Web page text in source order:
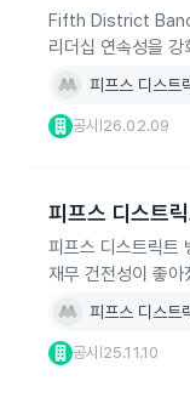
Fifth District
리더십 연속성을 강
피프스 디스트
공시 26.02.09
피프스 디스트
피프스 디스트릭트
재무 건전성이 좋아
피프스 디스트
공시 25.11.10